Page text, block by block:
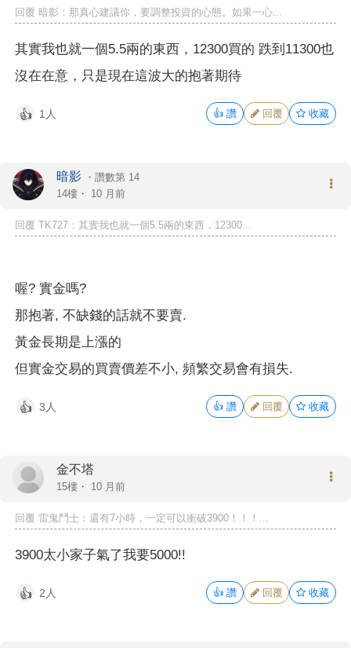
回覆 暗影：那真心建議你，要調整投資的心態。如果一心...
其實我也就一個5.5兩的東西，12300買的 跌到11300也
沒在在意，只是現在這波大的抱著期待
👍 1人 👍 讚 回覆 收藏
暗影 ・ 讚數第 14
14樓・ 10 月前
回覆 TK727：其實我也就一個5.5兩的東西，12300...
喔? 實金嗎?
那抱著, 不缺錢的話就不要賣.
黃金長期是上漲的
但實金交易的買賣價差不小, 頻繁交易會有損失.
👍 3人 👍 讚 回覆 收藏
金不塔
15樓・ 10 月前
回覆 雷鬼鬥士：還有7小時，一定可以衝破3900！！！...
3900太小家子氣了我要5000!!
👍 2人 👍 讚 回覆 收藏